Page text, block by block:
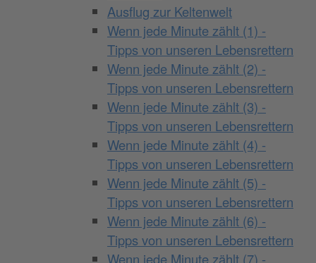
Ausflug zur Keltenwelt
Wenn jede Minute zählt (1) -
Tipps von unseren Lebensrettern
Wenn jede Minute zählt (2) -
Tipps von unseren Lebensrettern
Wenn jede Minute zählt (3) -
Tipps von unseren Lebensrettern
Wenn jede Minute zählt (4) -
Tipps von unseren Lebensrettern
Wenn jede Minute zählt (5) -
Tipps von unseren Lebensrettern
Wenn jede Minute zählt (6) -
Tipps von unseren Lebensrettern
Wenn jede Minute zählt (7) -